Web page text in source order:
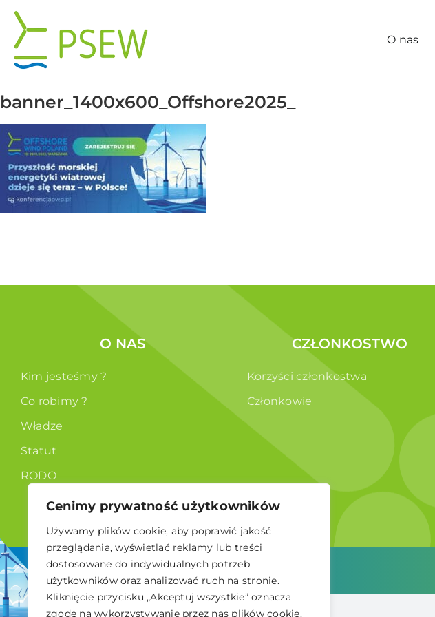
Cenimy prywatność użytkowników
Używamy plików cookie, aby poprawić jakość
przeglądania, wyświetlać reklamy lub treści
dostosowane do indywidualnych potrzeb
użytkowników oraz analizować ruch na stronie.
Kliknięcie przycisku „Akceptuj wszystkie” oznacza
zgodę na wykorzystywanie przez nas plików cookie.
Przejdź
zawartości
O nas
banner_1400x600_Offshore2025_
O NAS
Kim jesteśmy ?
Co robimy ?
Władze
Statut
RODO
CZŁONKOSTWO
Korzyści członkostwa
Członkowie
© 2026 Polskie Stowarzyszenie Energetyki Wiatrowej